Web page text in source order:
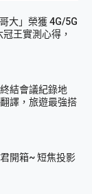
大」榮獲 4G/5G
王實測心得，
結會議紀錄地
譯，旅遊最強搭
開箱~ 短焦投影